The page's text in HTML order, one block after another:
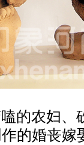
的农妇、
的婚丧嫁